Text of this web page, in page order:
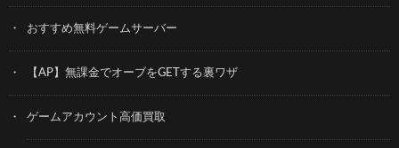
おすすめ無料ゲームサーバー
【AP】無課金でオーブをGETする裏ワザ
ゲームアカウント高価買取